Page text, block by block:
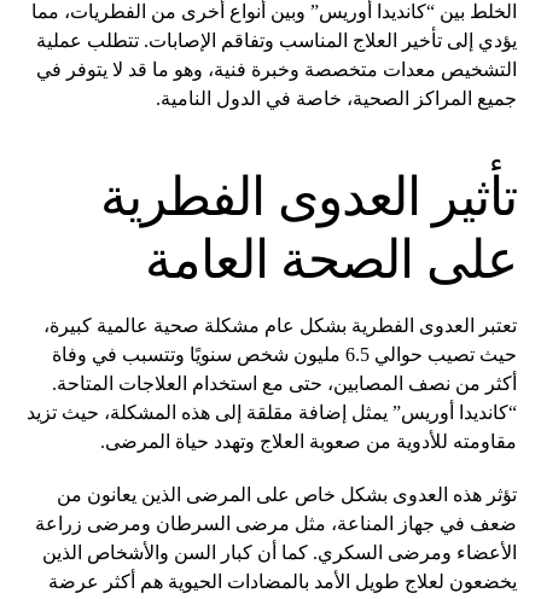
الخلط بين “كانديدا أوريس” وبين أنواع أخرى من الفطريات، مما
يؤدي إلى تأخير العلاج المناسب وتفاقم الإصابات. تتطلب عملية
التشخيص معدات متخصصة وخبرة فنية، وهو ما قد لا يتوفر في
جميع المراكز الصحية، خاصة في الدول النامية.
تأثير العدوى الفطرية
على الصحة العامة
تعتبر العدوى الفطرية بشكل عام مشكلة صحية عالمية كبيرة،
حيث تصيب حوالي 6.5 مليون شخص سنويًا وتتسبب في وفاة
أكثر من نصف المصابين، حتى مع استخدام العلاجات المتاحة.
“كانديدا أوريس” يمثل إضافة مقلقة إلى هذه المشكلة، حيث تزيد
مقاومته للأدوية من صعوبة العلاج وتهدد حياة المرضى.
تؤثر هذه العدوى بشكل خاص على المرضى الذين يعانون من
ضعف في جهاز المناعة، مثل مرضى السرطان ومرضى زراعة
الأعضاء ومرضى السكري. كما أن كبار السن والأشخاص الذين
يخضعون لعلاج طويل الأمد بالمضادات الحيوية هم أكثر عرضة